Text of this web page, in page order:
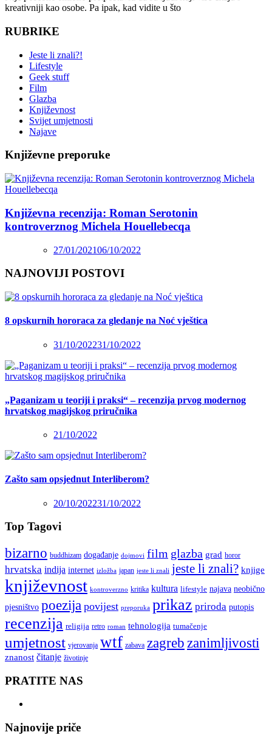
kreativniji kao osobe. Pa ipak, kad vidite u što
RUBRIKE
Jeste li znali?!
Lifestyle
Geek stuff
Film
Glazba
Književnost
Svijet umjetnosti
Najave
Književne preporuke
Književna recenzija: Roman Serotonin
kontroverznog Michela Houellebecqa
27/01/202106/10/2022
NAJNOVIJI POSTOVI
8 opskurnih hororaca za gledanje na Noć vještica
31/10/202231/10/2022
„Paganizam u teoriji i praksi“ – recenzija prvog modernog
hrvatskog magijskog priručnika
21/10/2022
Zašto sam opsjednut Interliberom?
20/10/202231/10/2022
Top Tagovi
bizarno buddhizam događanje dojmovi film glazba grad horor
hrvatska indija internet izložba japan jeste li znali jeste li znali? knjige
književnost kontroverzno kritika kultura lifestyle najava neobično
pjesništvo poezija povijest preporuka prikaz priroda putopis
recenzija religija retro roman tehnologija tumačenje
umjetnost vjerovanja wtf zabava zagreb zanimljivosti
znanost čitanje životinje
PRATITE NAS
Najnovije priče